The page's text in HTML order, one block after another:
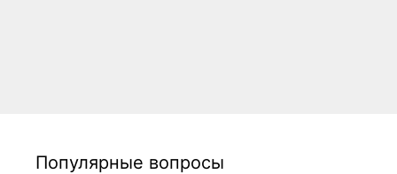
Популярные вопросы